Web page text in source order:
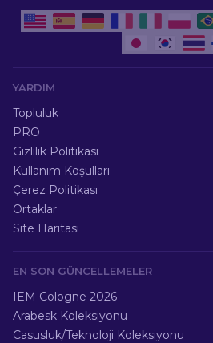
YARDIM
Topluluk
PRO
Gizlilik Politikası
Kullanım Koşulları
Çerez Politikası
Ortaklar
Site Haritası
EN SON GÜNCELLEMELER
IEM Cologne 2026
Arabesk Koleksiyonu
Casusluk/Teknoloji Koleksiyonu